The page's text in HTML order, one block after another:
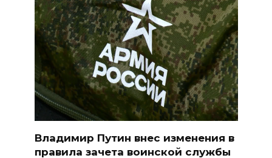
Владимир Путин внес изменения в
правила зачета воинской службы